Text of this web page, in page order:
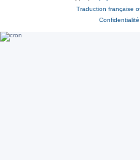
Traduction française
Confidentialité